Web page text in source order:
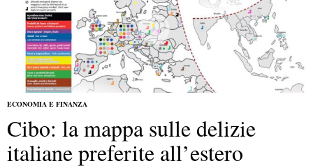
ECONOMIA E FINANZA
Cibo: la mappa sulle delizie
italiane preferite all’estero